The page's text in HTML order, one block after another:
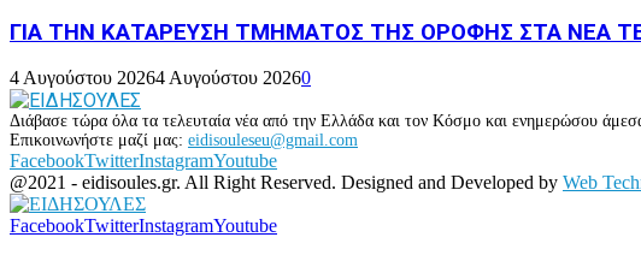
ΓΙΑ ΤΗΝ ΚΑΤΑΡΕΥΣΗ ΤΜΗΜΑΤΟΣ ΤΗΣ ΟΡΟΦΗΣ ΣΤΑ ΝΕΑ
4 Αυγούστου 20264 Αυγούστου 20260
Διάβασε τώρα όλα τα τελευταία νέα από την Ελλάδα και τον Κόσμο και ενημερώσου άμεσα
Επικοινωνήστε μαζί μας: eidisouleseu@gmail.com
FacebookTwitterInstagramYoutube
@2021 - eidisoules.gr. All Right Reserved. Designed and Developed by Web
FacebookTwitterInstagramYoutube